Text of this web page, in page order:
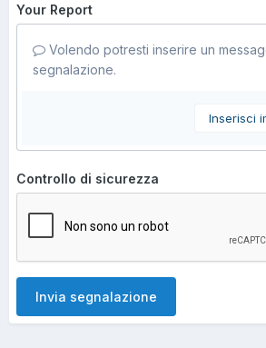
Your Report
Volendo potresti inserire un
segnalazione.
Inserisci
Controllo di sicurezza
Invia segnalazione